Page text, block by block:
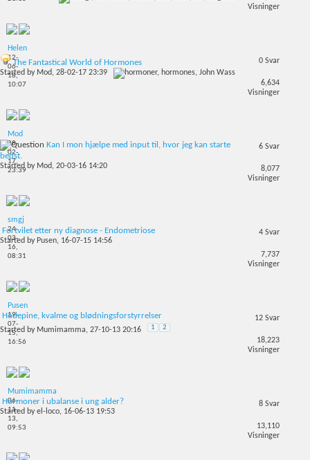
Visninger
Helen
12-
06-
18,
10:07
The Fantastical World of Hormones
Started by Mod, 28-02-17 23:39
0 Svar
6,634
Visninger
Mod
28-
02-
17,
23:39
Kan I mon hjælpe med input til, hvor jeg kan starte
bedst.
Started by Mod, 20-03-16 14:20
6 Svar
8,077
Visninger
smgj
24-
03-
16,
08:31
Fortvilet etter ny diagnose - Endometriose
Started by Pusen, 16-07-15 14:56
4 Svar
7,737
Visninger
Pusen
19-
07-
15,
16:56
Hodepine, kvalme og blødningsforstyrrelser
Started by Mumimamma, 27-10-13 20:16 1 2
12 Svar
18,223
Visninger
Mumimamma
06-
11-
13,
09:53
Hormoner i ubalanse i ung alder?
Started byel-loco, 16-06-13 19:53
8 Svar
13,110
Visninger